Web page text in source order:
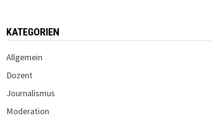
KATEGORIEN
Allgemein
Dozent
Journalismus
Moderation